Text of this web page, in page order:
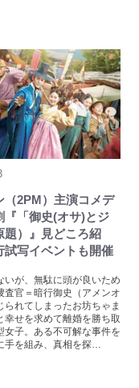
（2PM）主演コメデ
『「御史(オサ)とジ
題）』見どころ紹
試写イベントも開催
いが、無駄に頭が良いため
査官＝暗行御史（アメンオ
られてしまったお坊ちゃま
幸せを求めて離婚を勝ち取
女子。ある不可解な事件を
手を組み、真相を探…